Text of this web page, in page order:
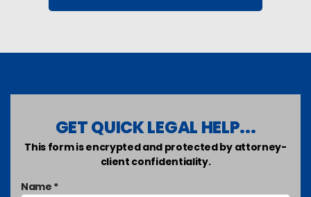
GET QUICK LEGAL HELP...
This form is encrypted and protected by attorney-
client confidentiality.
Name *